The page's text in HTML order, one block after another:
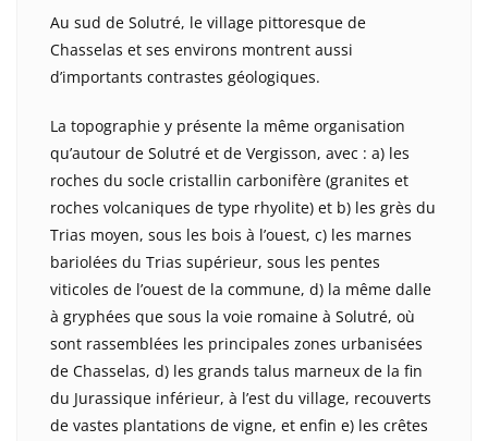
Au sud de Solutré, le village pittoresque de
Chasselas et ses environs montrent aussi
d’importants contrastes géologiques.
La topographie y présente la même organisation
qu’autour de Solutré et de Vergisson, avec : a) les
roches du socle cristallin carbonifère (granites et
roches volcaniques de type rhyolite) et b) les grès du
Trias moyen, sous les bois à l’ouest, c) les marnes
bariolées du Trias supérieur, sous les pentes
viticoles de l’ouest de la commune, d) la même dalle
à gryphées que sous la voie romaine à Solutré, où
sont rassemblées les principales zones urbanisées
de Chasselas, d) les grands talus marneux de la fin
du Jurassique inférieur, à l’est du village, recouverts
de vastes plantations de vigne, et enfin e) les crêtes